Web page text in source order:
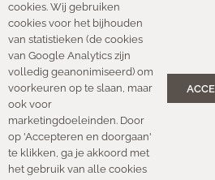
KvKnr.:27261898
BTW nr.:NL14565372B01
Privacyverklaring Cookies|
Algemene
© 2026 van der Doorn Vloeren |
Hosting: XENOMEDIA
cookies. Wij gebruiken
cookies voor het bijhouden
van statistieken (de cookies
van Google Analytics zijn
volledig geanonimiseerd) om
voorkeuren op te slaan, maar
ook voor
marketingdoeleinden. Door
op 'Accepteren en doorgaan'
te klikken, ga je akkoord met
het gebruik van alle cookies